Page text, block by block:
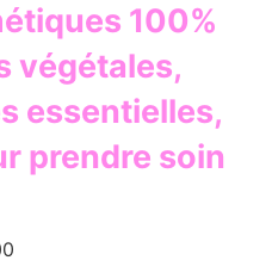
100%
végétales,
essentielles,
prendre soin